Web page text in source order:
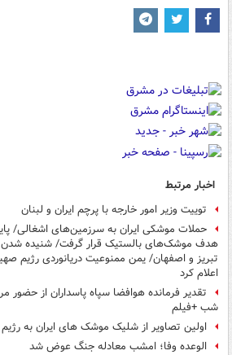
اخبار مرتبط
توییت وزیر امور خارجه با پرچم ایران و لبنان
حملات موشکی ایران به سرزمین‌های اشغالی/
هدف موشک‌های بالستیک قرار گرفت/ شنیده شدن
تبریز و اصفهان/ یمن ممنوعیت دریانوردی رژیم
اعلام کرد
شب +فیلم
اولین تصاویر از شلیک موشک های ایران به
الوعده وفا؛ امشب معادله جنگ عوض شد